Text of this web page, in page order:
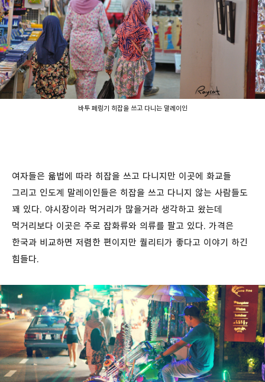
바투 페링기 히잡을 쓰고 다니는 말레이인
여자들은 윫법에 따라 히잡을 쓰고 다니지만 이곳에 화교들
그리고 인도계 말레이인들은 히잡을 쓰고 다니지 않는 사람들도
꽤 있다. 야시장이라 먹거리가 많을거라 생각하고 왔는데
먹거리보다 이곳은 주로 잡화류와 의류를 팔고 있다. 가격은
한국과 비교하면 저렴한 편이지만 퀄리티가 좋다고 이야기 하긴
힘들다.